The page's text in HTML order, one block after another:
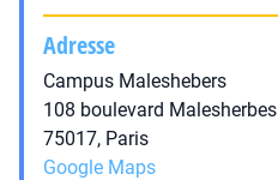
Adresse
Campus Maleshebers
108 boulevard Malesherbes
75017, Paris
Google Maps